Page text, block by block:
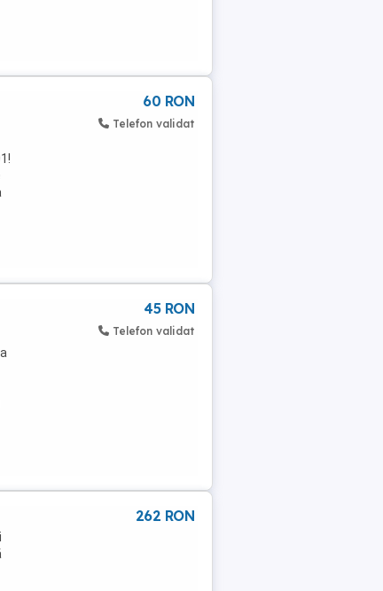
60 RON
Telefon validat
45 RON
Telefon validat
262 RON